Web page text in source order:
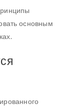
основным